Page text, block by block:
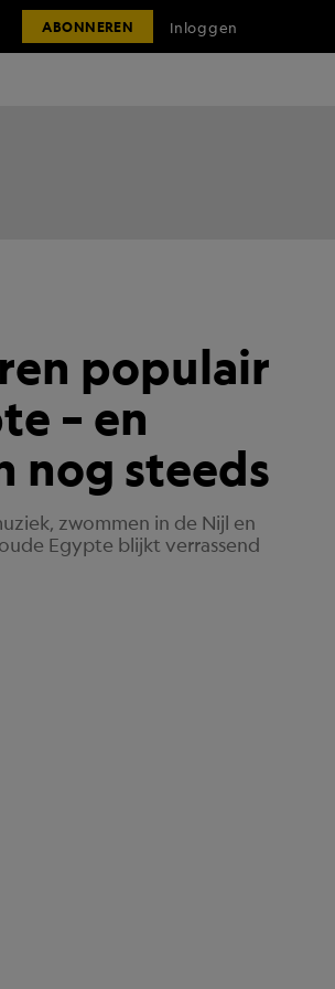
ABONNEREN Inloggen
populair
– en
nog steeds
zwommen in de Nijl en
Egypte blijkt verrassend